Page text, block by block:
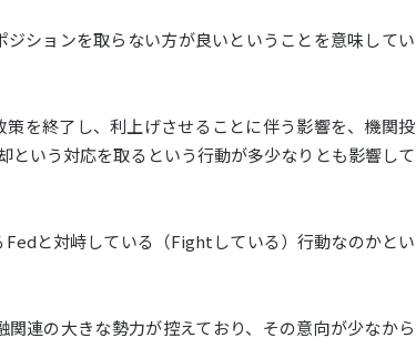
ションを取らない方が良いということを意味してい
を終了し、利上げさせることに伴う影響を、機関投
いう対応を取るという行動が多少なりとも影響して
と対峙している（Fightしている）行動なのかとい
連の大きな勢力が控えており、その意向が少なから